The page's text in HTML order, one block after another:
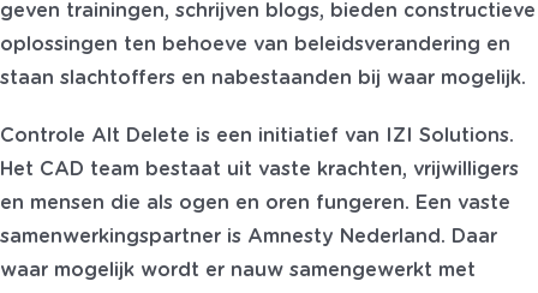
geven trainingen, schrijven blogs, bieden constructieve
oplossingen ten behoeve van beleidsverandering en
staan slachtoffers en nabestaanden bij waar mogelijk.
Controle Alt Delete is een initiatief van IZI Solutions.
Het CAD team bestaat uit vaste krachten, vrijwilligers
en mensen die als ogen en oren fungeren. Een vaste
samenwerkingspartner is Amnesty Nederland. Daar
waar mogelijk wordt er nauw samengewerkt met